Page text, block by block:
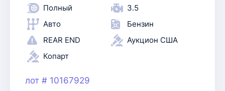
Полный
3.5
Авто
Бензин
REAR END
Аукцион США
Копарт
лот # 10167929